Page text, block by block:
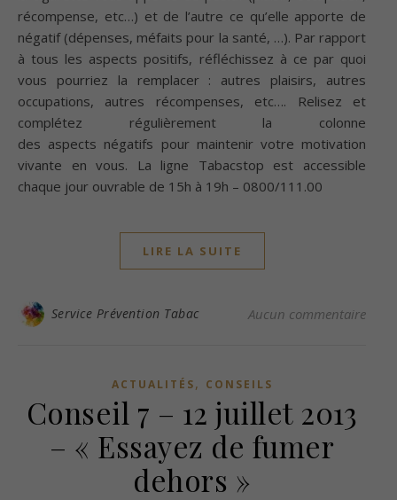
récompense, etc…) et de l’autre ce qu’elle apporte de
négatif (dépenses, méfaits pour la santé, …). Par rapport
à tous les aspects positifs, réfléchissez à ce par quoi
vous pourriez la remplacer : autres plaisirs, autres
occupations, autres récompenses, etc…. Relisez et
complétez régulièrement la colonne
des aspects négatifs pour maintenir votre motivation
vivante en vous. La ligne Tabacstop est accessible
chaque jour ouvrable de 15h à 19h – 0800/111.00
LIRE LA SUITE
Service Prévention Tabac Aucun commentaire
ACTUALITÉS, CONSEILS
Conseil 7 – 12 juillet 2013
– « Essayez de fumer
dehors »